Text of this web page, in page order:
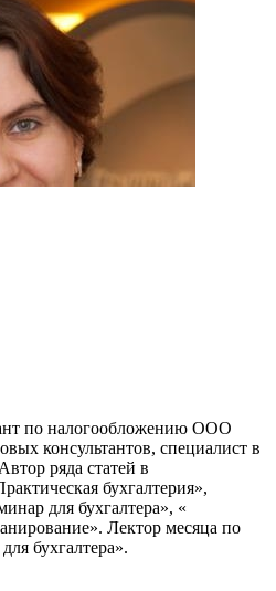
по налогообложению ООО
консультантов, специалист в
ряда статей в
бухгалтерия»,
для бухгалтера», «
Лектор месяца по
бухгалтера».